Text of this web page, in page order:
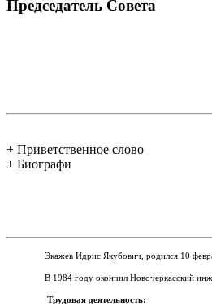
Председатель Совета
+ Приветственное слово
+ Биографи
Экажев Идрис Якубович, родился 10
В 1984 году окончил Новочеркасский
Трудовая деятельность: